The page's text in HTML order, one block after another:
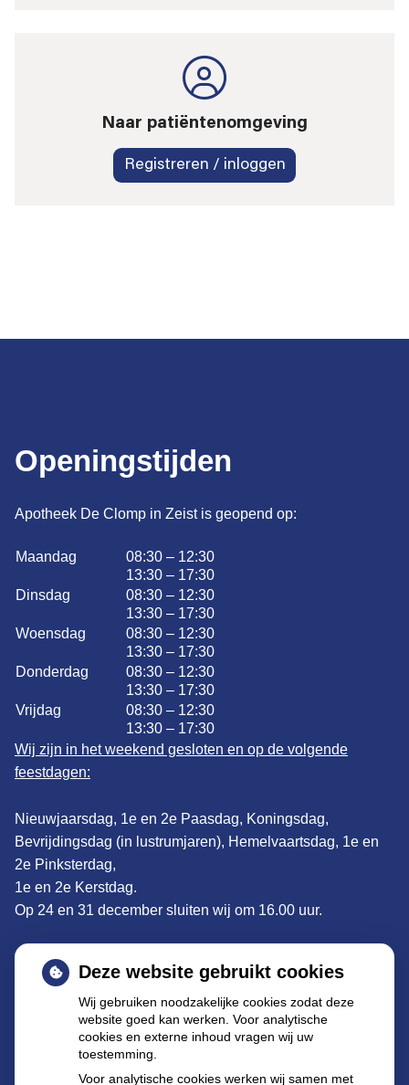
Naar patiëntenomgeving
Registreren / inloggen
Openingstijden
Apotheek De Clomp in Zeist is geopend op:
Maandag
08:30 – 12:30
13:30 – 17:30
Dinsdag
08:30 – 12:30
13:30 – 17:30
Woensdag
08:30 – 12:30
13:30 – 17:30
Donderdag
08:30 – 12:30
13:30 – 17:30
Vrijdag
08:30 – 12:30
13:30 – 17:30
Wij zijn in het weekend gesloten en op de volgende
feestdagen:
Nieuwjaarsdag, 1e en 2e Paasdag, Koningsdag,
Bevrijdingsdag (in lustrumjaren), Hemelvaartsdag, 1e en
2e Pinksterdag,
1e en 2e Kerstdag.
Op 24 en 31 december sluiten wij om 16.00 uur.
Adres:De Clomp 1902, 3704KS Zeist
Tel: 030 695 57 22
declomp@apothekenzeist.nl
Buiten de openingstijden kunt u terecht bij de
Deze website gebruikt cookies
Wij gebruiken noodzakelijke cookies zodat deze
website goed kan werken. Voor analytische
cookies en externe inhoud vragen wij uw
toestemming.
Voor analytische cookies werken wij samen met